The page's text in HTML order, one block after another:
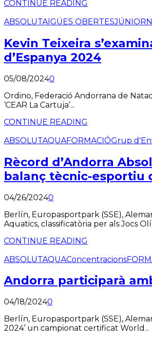
CONTINUE READING
ABSOLUTAIGÜES OBERTESJÚNIOR
Kevin Teixeira
d’Espanya 2024
05/08/20240
Ordino, Federació Andorrana de
‘CEAR La Cartuja’...
CONTINUE READING
ABSOLUTAQUAFORMACIÓGrup
Rècord d’Andorra
balanç tècnic-esportiu
04/26/20240
Berlín, Europasportpark (SSE),
Aquatics, classificatòria per als Jocs
CONTINUE READING
ABSOLUTAQUAConcentracions
Andorra participarà
04/18/20240
Berlín, Europasportpark (SSE),
2024’ un campionat certificat World...